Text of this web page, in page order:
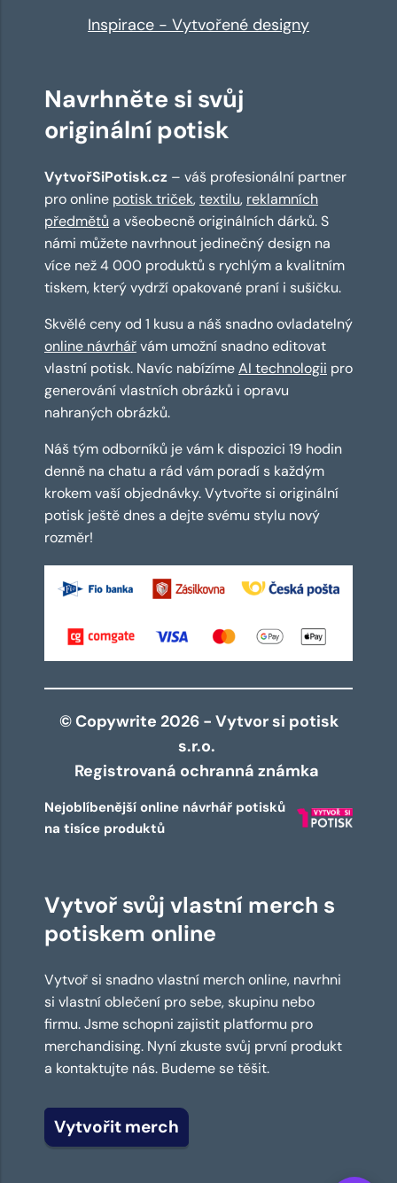
Inspirace - Vytvořené designy
Navrhněte si svůj
originální potisk
VytvořSiPotisk.cz – váš profesionální partner
pro online potisk triček,textilu, reklamních
předmětů a všeobecně originálních dárků. S
námi můžete navrhnout jedinečný design na
více než 4 000 produktů s rychlým a kvalitním
tiskem, který vydrží opakované praní i sušičku.
Skvělé ceny od 1 kusu a náš snadno ovladatelný
online návrhářvám umožní snadno editovat
vlastní potisk. Navíc nabízímeAI technologii pro
generování vlastních obrázků i opravu
nahraných obrázků.
Náš tým odborníků je vám k dispozici 19 hodin
denně na chatu a rád vám poradí s každým
krokem vaší objednávky. Vytvořte si originální
potisk ještě dnes a dejte svému stylu nový
rozměr!
© Copywrite 2026 - Vytvor si potisk
s.r.o.
Registrovaná ochranná známka
Nejoblíbenější online návrhář potisků
na tisíce produktů
Vytvoř svůj vlastní merch s
potiskem online
Vytvoř si snadno vlastní merch online, navrhni
si vlastní oblečení pro sebe, skupinu nebo
firmu. Jsme schopni zajistit platformu pro
merchandising. Nyní zkuste svůj první produkt
a kontaktujte nás. Budeme se těšit.
Vytvořit merch